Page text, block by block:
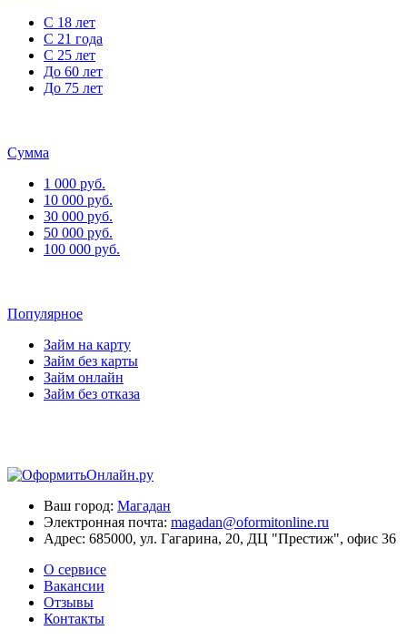
С 18 лет
С 21 года
С 25 лет
До 60 лет
До 75 лет
Сумма
1 000 руб.
10 000 руб.
30 000 руб.
50 000 руб.
100 000 руб.
Популярное
Займ на карту
Займ без карты
Займ онлайн
Займ без отказа
Ваш город: Магадан
Электронная почта: magadan@oformitonline.ru
Адрес: 685000, ул. Гагарина, 20, ДЦ "Престиж", офис 36
О сервисе
Вакансии
Отзывы
Контакты